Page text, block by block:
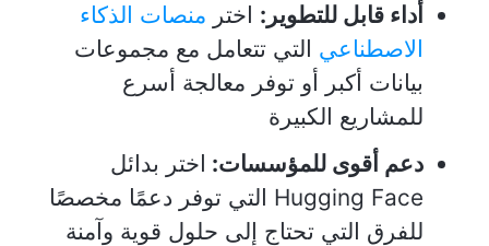
أداء قابل للتطوير: اختر منصات الذكاء
الاصطناعي التي تتعامل مع مجموعات
بيانات أكبر أو توفر معالجة أسرع
للمشاريع الكبيرة
دعم أقوى للمؤسسات: اختر بدائل
Hugging Face التي توفر دعمًا مخصصًا
للفرق التي تحتاج إلى حلول قوية وآمنة